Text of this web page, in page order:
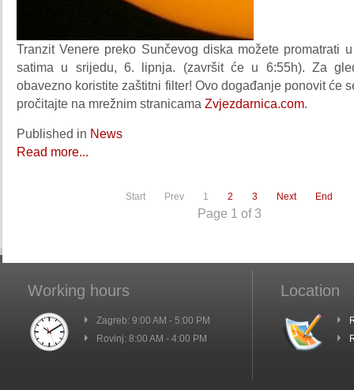
Tranzit Venere preko Sunčevog diska možete promatrati
satima u srijedu, 6. lipnja. (završit će u 6:55h). Za
obavezno koristite zaštitni filter! Ovo događanje ponovit će
pročitajte na mrežnim stranicama Zvjezdarnica.com.
Published in News
Read more...
Start Prev 1 2 3 Next End
Page 1 of 3
Working hours
Zagreb: 9:00 AM - 5:00 PM
Rovinj: 8:00 AM - 4:00 PM
Location